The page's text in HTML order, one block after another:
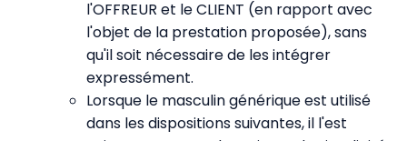
l'OFFREUR et le CLIENT (en rapport avec
l'objet de la prestation proposée), sans
qu'il soit nécessaire de les intégrer
expressément.
Lorsque le masculin générique est utilisé
dans les dispositions suivantes, il l'est